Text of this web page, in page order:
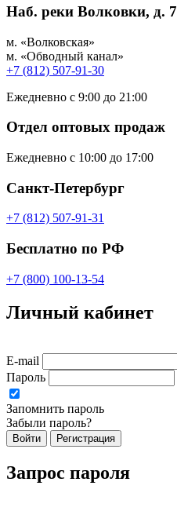
Наб. реки Волковки, д. 7
м. «Волковская»
м. «Обводный канал»
+7 (812) 507-91-30
Ежедневно с 9:00 до 21:00
Отдел оптовых продаж
Ежедневно с 10:00 до 17:00
Санкт-Петербург
+7 (812) 507-91-31
Бесплатно по РФ
+7 (800) 100-13-54
Личный кабинет
E-mail
Пароль
Запомнить пароль
Забыли пароль?
Войти Регистрация
Запрос пароля